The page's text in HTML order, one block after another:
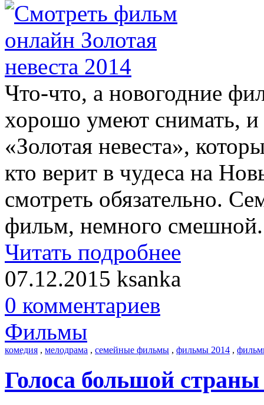
Что-что, а новогодние
хорошо умеют снимать, и
«Золотая невеста»,
кто верит в чудеса на
смотреть обязательно.
фильм, немного смешной.
Читать подробнее
07.12.2015 ksanka
0 комментариев
Фильмы
комедия , мелодрама , семейные фильмы , фильмы 2014 ,
Голоса большой страны